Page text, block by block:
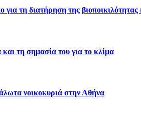
τη διατήρηση της
τη σημασία του για το κλίμα
νοικοκυριά στην Αθήνα